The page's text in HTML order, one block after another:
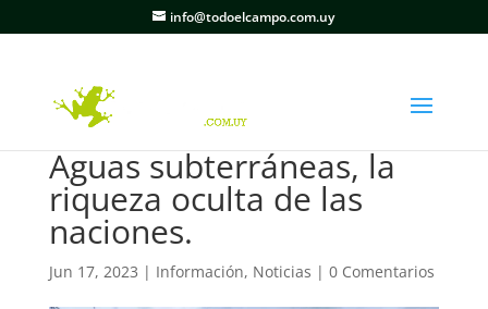
info@todoelcampo.com.uy
Aguas subterráneas, la
riqueza oculta de las
naciones.
Jun 17, 2023 | Información, Noticias | 0 Comentarios